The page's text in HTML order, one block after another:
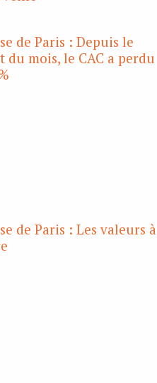
de Paris : Depuis le
du mois, le CAC a perdu
de Paris : Les valeurs à